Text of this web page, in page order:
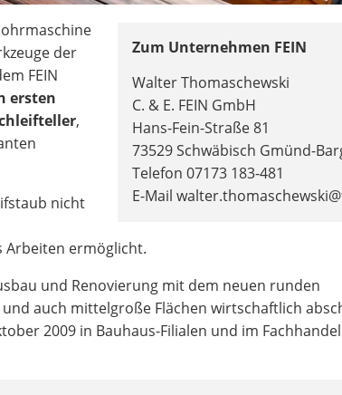
Zum Unternehmen FEIN
Walter Thomaschewski
C. & E. FEIN GmbH
Hans-Fein-Straße 81
73529 Schwäbisch Gmünd-
Telefon 07173 183-481
E-Mail
der
FEIN
ersten
,
nicht
Arbeiten ermöglicht.
und Renovierung mit dem neuen runden
und auch mittelgroße Flächen wirtschaftlich
2009 in Bauhaus-Filialen und im Fachhandel